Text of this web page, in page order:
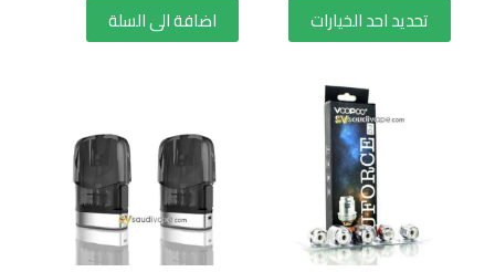
تحديد احد الخيارات اضافة الى السلة